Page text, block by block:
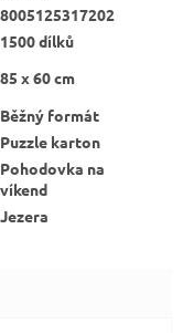
8005125317202
1500 dílků
85 x 60 cm
Běžný formát
Puzzle karton
Pohodovka na
víkend
Jezera